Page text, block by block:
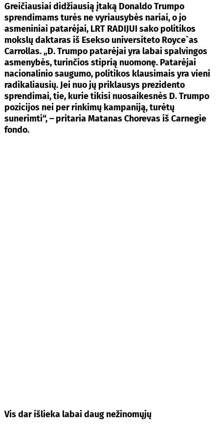
Greičiausiai didžiausią įtaką Donaldo Trumpo
sprendimams turės ne vyriausybės nariai, o jo
asmeniniai patarėjai, LRT RADIJUI sako politikos
mokslų daktaras iš Esekso universiteto Royce`as
Carrollas. „D. Trumpo patarėjai yra labai spalvingos
asmenybės, turinčios stiprią nuomonę. Patarėjai
nacionalinio saugumo, politikos klausimais yra vieni
radikaliausių. Jei nuo jų priklausys prezidento
sprendimai, tie, kurie tikisi nuosaikesnės D. Trumpo
pozicijos nei per rinkimų kampaniją, turėtų
sunerimti“, – pritaria Matanas Chorevas iš Carnegie
fondo.
Vis dar išlieka labai daug nežinomųjų